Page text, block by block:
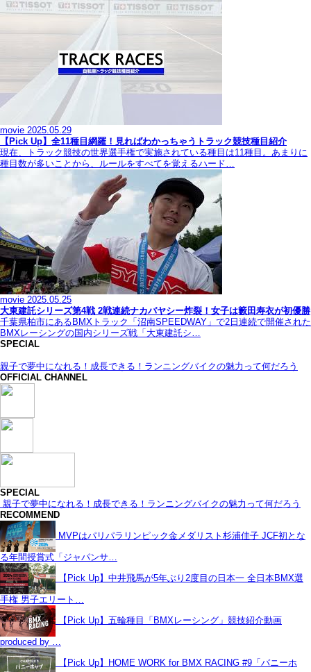
movie 2025.05.29
【Pick Up】全11種目網羅！見ればわかっちゃうトラック競技種目紹介
現在、トラック競技の世界選手権で実施されている種目は11種目。あまりに
種目数が多いことから、ルールをすべてを覚えるハード…
movie 2025.05.25
大東建託シリーズ第4戦 2戦連続ナカバヤシー炸裂！女子は籔田寿衣が初優勝
千葉県柏市にあるBMXトラック「沼南SPEEDWAY」で2日連続で開催された
BMXレーシングの国内シリーズ戦「大東建託シ…
SPECIAL
親子で夢中になれる！成長できる！ランニングバイクの魅力って何だろう
OFFICIAL CHANNEL
SPECIAL
親子で夢中になれる！成長できる！ランニングバイクの魅力って何だろう
RECOMMEND
MVPはパリパラリンピック金メダリスト杉浦佳子 JCF初とな
る年間授賞式「ジャパンサ…
【Pick Up】中井飛馬が5年ぶり2度目の日本一 全日本BMX選
手権 男子エリート…
【Pick Up】五輪種目「BMXレーシング」競技紹介動画
produced by …
【Pick Up】HOME WORK for BMX RACING #9「バニーホ